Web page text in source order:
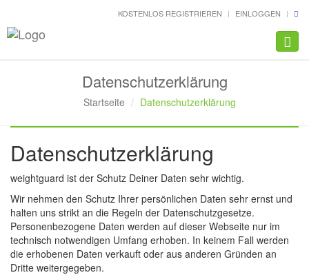
KOSTENLOS REGISTRIEREN EINLOGGEN
Datenschutzerklärung
Startseite Datenschutzerklärung
Datenschutzerklärung
weightguard ist der Schutz Deiner Daten sehr wichtig.
Wir nehmen den Schutz Ihrer persönlichen Daten sehr ernst und
halten uns strikt an die Regeln der Datenschutzgesetze.
Personenbezogene Daten werden auf dieser Webseite nur im
technisch notwendigen Umfang erhoben. In keinem Fall werden
die erhobenen Daten verkauft oder aus anderen Gründen an
Dritte weitergegeben.